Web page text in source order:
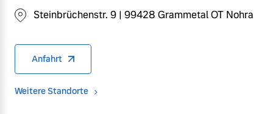
Steinbrüchenstr. 9 | 99428 Grammetal OT Nohra
Anfahrt
Weitere Standorte